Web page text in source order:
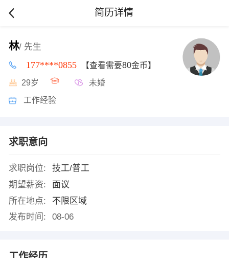
简历详情
林/ 先生
177****0855 【查看需要80金币】
29岁 未婚
工作经验
求职意向
求职岗位:
技工/普工
期望薪资:
面议
所在地点:
不限区域
发布时间:
08-06